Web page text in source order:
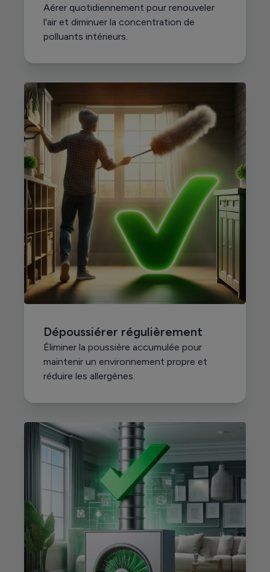
Aérer quotidiennement pour renouveler
l'air et diminuer la concentration de
polluants intérieurs.
Dépoussiérer régulièrement
Éliminer la poussière accumulée pour
maintenir un environnement propre et
réduire les allergènes.